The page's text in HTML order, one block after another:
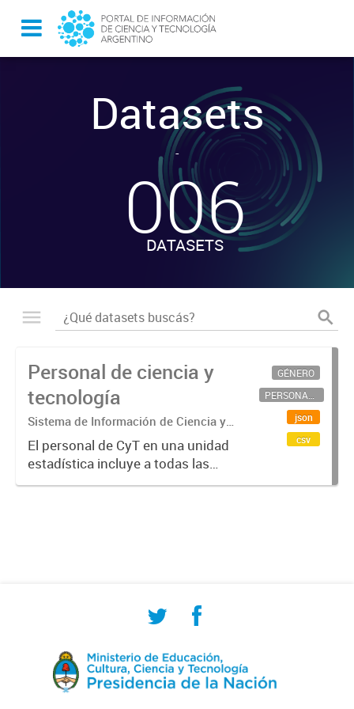
Datasets
-
006
DATASETS
Personal de ciencia y
tecnología
Sistema de Información de Ciencia y
Tecnología Argentino (SICYTAR)
El personal de CyT en una unidad
estadística incluye a todas las
personas involucradas
GÉNERO
PERSONAL CIENTÍFICO-TECNOLÓGICO
json
csv